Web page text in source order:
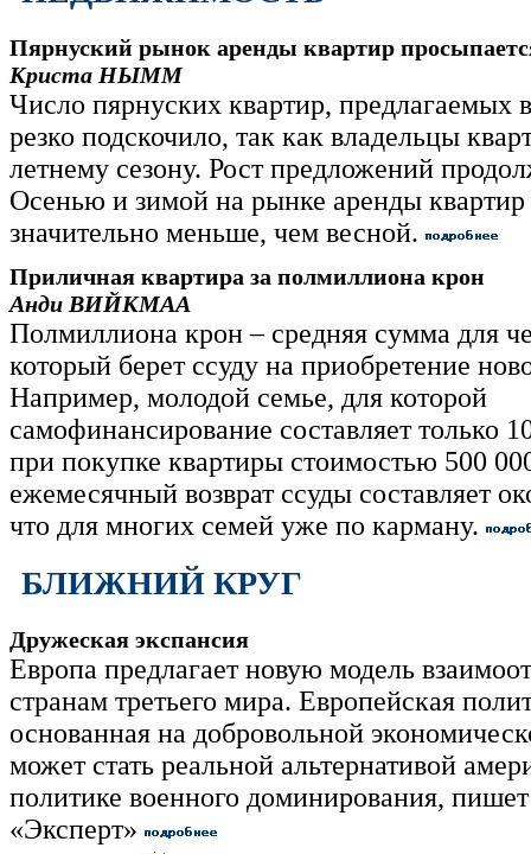
Пярнуский рынок аренды квартир
Криста НЫММ
Число пярнуских квартир, предлагаемых
резко подскочило, так как владельцы
летнему сезону. Рост предложений
Осенью и зимой на рынке аренды
значительно меньше, чем весной.
Приличная квартира за полмиллиона крон
Анди ВИЙКМАА
Полмиллиона крон – средняя сумма для
который берет ссуду на приобретение
Например, молодой семье, для которой
самофинансирование составляет только
при покупке квартиры стоимостью 500
ежемесячный возврат ссуды составляет
что для многих семей уже по карману.
БЛИЖНИЙ КРУГ
Дружеская экспансия
Европа предлагает новую модель
странам третьего мира. Европейская
основанная на добровольной
может стать реальной альтернативой
политике военного доминирования,
«Эксперт»